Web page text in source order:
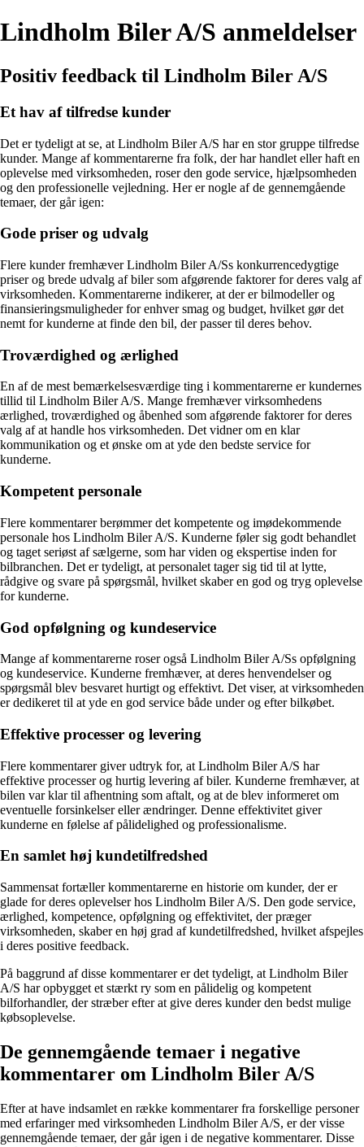
Lindholm Biler A/S anmeldelser
Positiv feedback til Lindholm Biler A/S
Et hav af tilfredse kunder
Det er tydeligt at se, at Lindholm Biler A/S har en stor gruppe tilfredse
kunder. Mange af kommentarerne fra folk, der har handlet eller haft en
oplevelse med virksomheden, roser den gode service, hjælpsomheden
og den professionelle vejledning. Her er nogle af de gennemgående
temaer, der går igen:
Gode priser og udvalg
Flere kunder fremhæver Lindholm Biler A/Ss konkurrencedygtige
priser og brede udvalg af biler som afgørende faktorer for deres valg af
virksomheden. Kommentarerne indikerer, at der er bilmodeller og
finansieringsmuligheder for enhver smag og budget, hvilket gør det
nemt for kunderne at finde den bil, der passer til deres behov.
Troværdighed og ærlighed
En af de mest bemærkelsesværdige ting i kommentarerne er kundernes
tillid til Lindholm Biler A/S. Mange fremhæver virksomhedens
ærlighed, troværdighed og åbenhed som afgørende faktorer for deres
valg af at handle hos virksomheden. Det vidner om en klar
kommunikation og et ønske om at yde den bedste service for
kunderne.
Kompetent personale
Flere kommentarer berømmer det kompetente og imødekommende
personale hos Lindholm Biler A/S. Kunderne føler sig godt behandlet
og taget seriøst af sælgerne, som har viden og ekspertise inden for
bilbranchen. Det er tydeligt, at personalet tager sig tid til at lytte,
rådgive og svare på spørgsmål, hvilket skaber en god og tryg oplevelse
for kunderne.
God opfølgning og kundeservice
Mange af kommentarerne roser også Lindholm Biler A/Ss opfølgning
og kundeservice. Kunderne fremhæver, at deres henvendelser og
spørgsmål blev besvaret hurtigt og effektivt. Det viser, at virksomheden
er dedikeret til at yde en god service både under og efter bilkøbet.
Effektive processer og levering
Flere kommentarer giver udtryk for, at Lindholm Biler A/S har
effektive processer og hurtig levering af biler. Kunderne fremhæver, at
bilen var klar til afhentning som aftalt, og at de blev informeret om
eventuelle forsinkelser eller ændringer. Denne effektivitet giver
kunderne en følelse af pålidelighed og professionalisme.
En samlet høj kundetilfredshed
Sammensat fortæller kommentarerne en historie om kunder, der er
glade for deres oplevelser hos Lindholm Biler A/S. Den gode service,
ærlighed, kompetence, opfølgning og effektivitet, der præger
virksomheden, skaber en høj grad af kundetilfredshed, hvilket afspejles
i deres positive feedback.
På baggrund af disse kommentarer er det tydeligt, at Lindholm Biler
A/S har opbygget et stærkt ry som en pålidelig og kompetent
bilforhandler, der stræber efter at give deres kunder den bedst mulige
købsoplevelse.
De gennemgående temaer i negative
kommentarer om Lindholm Biler A/S
Efter at have indsamlet en række kommentarer fra forskellige personer
med erfaringer med virksomheden Lindholm Biler A/S, er der visse
gennemgående temaer, der går igen i de negative kommentarer. Disse